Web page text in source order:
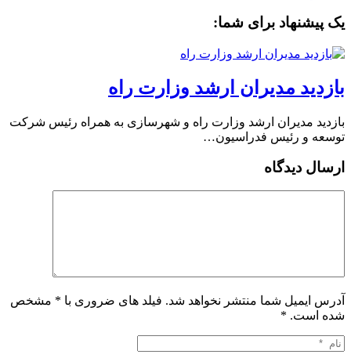
یک پیشنهاد برای شما:
بازدید مدیران ارشد وزارت راه
بازدید مدیران ارشد وزارت راه و شهرسازی به همراه رئیس شرکت
توسعه و رئیس فدراسیون…
ارسال دیدگاه
آدرس ایمیل شما منتشر نخواهد شد. فیلد های ضروری با * مشخص
شده است. *